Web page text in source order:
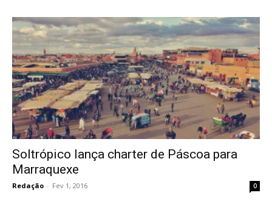
Soltrópico lança charter de Páscoa para
Marraquexe
Redação - Fev 1, 2016 0